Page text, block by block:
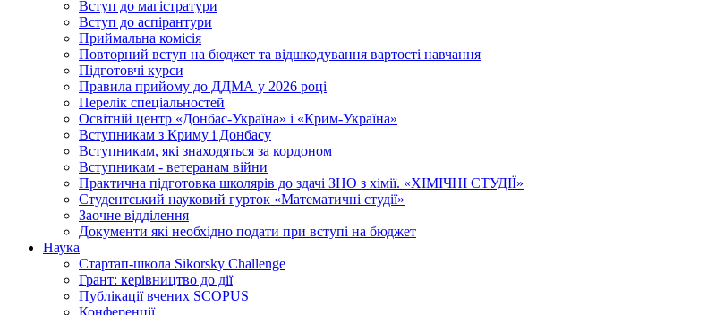
Вступ до магістратури
Вступ до аспірантури
Приймальна комісія
Повторний вступ на бюджет та відшкодування вартості навчання
Підготовчі курси
Правила прийому до ДДМА у 2026 році
Перелік спеціальностей
Освітній центр «Донбас-Україна» і «Крим-Україна»
Вступникам з Криму і Донбасу
Вступникам, які знаходяться за кордоном
Вступникам - ветеранам війни
Практична підготовка школярів до здачі ЗНО з хімії. «ХІМІЧНІ СТУДІЇ»
Студентський науковий гурток «Математичні студії»
Заочне відділення
Документи які необхідно подати при вступі на бюджет
Наука
Стартап-школа Sikorsky Challenge
Грант: керівництво до дії
Публікації вчених SCOPUS
Конференції